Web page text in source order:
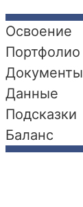
Освоение
Портфолио
Документы
Данные
Подсказки
Баланс